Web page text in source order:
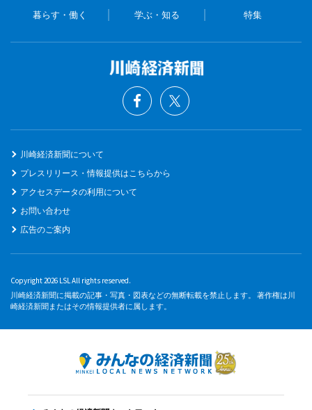
暮らす・働く 学ぶ・知る 特集
川崎経済新聞について
プレスリリース・情報提供はこちらから
アクセスデータの利用について
お問い合わせ
広告のご案内
Copyright 2026 LSL All rights reserved.
川崎経済新聞に掲載の記事・写真・図表などの無断転載を禁止します。 著作権は川
崎経済新聞またはその情報提供者に属します。